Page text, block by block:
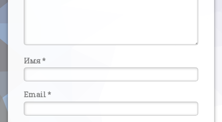
Имя*
Email*